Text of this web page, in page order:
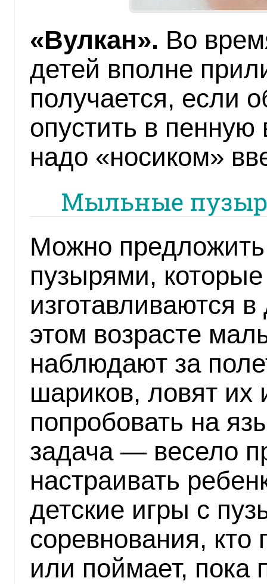
«Вулкан». Во
детей вполне
получается, если
опустить в пенную
надо «носиком»
Мыльные
Можно предложить
пузырями, которые
изготавливаются
этом возрасте
наблюдают за
шариков, ловят их
попробовать на
задача — весело
настраивать
детские игры с
соревнования,
или поймает, пока